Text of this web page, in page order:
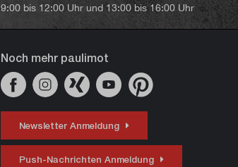
9:00 bis 12:00 Uhr und 13:00 bis 16:00 Uhr
Noch mehr paulimot
Newsletter Anmeldung
Push-Nachrichten Anmeldung